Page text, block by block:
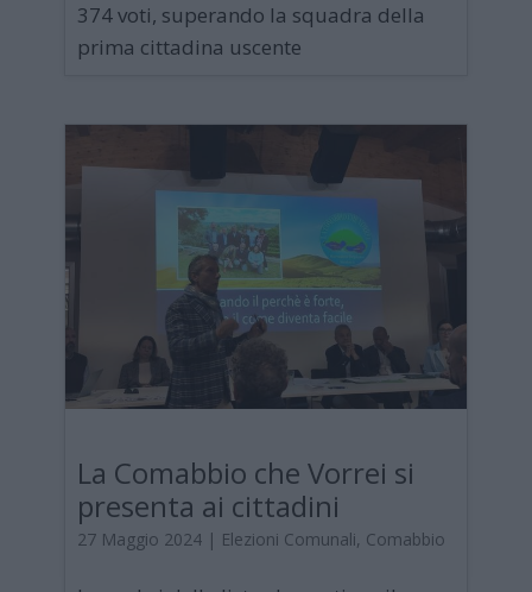
374 voti, superando la squadra della
prima cittadina uscente
La Comabbio che Vorrei si
presenta ai cittadini
27 Maggio 2024| Elezioni Comunali, Comabbio